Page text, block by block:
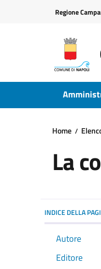
Regione
Home
La
INDICE DELLA
Autore
Editore